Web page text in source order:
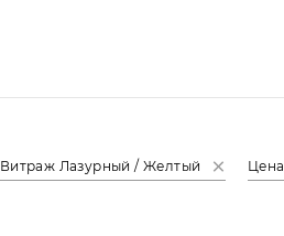
Витраж Лазурный / Желтый Цена